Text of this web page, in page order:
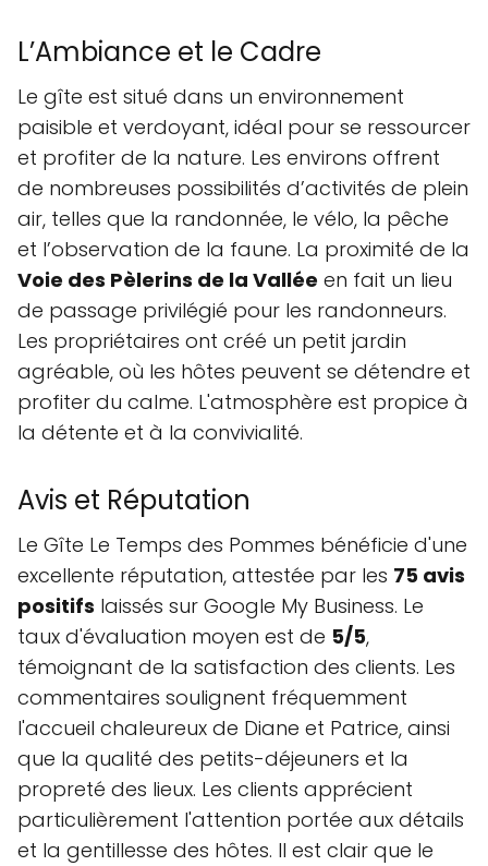
L’Ambiance et le Cadre
Le gîte est situé dans un environnement
paisible et verdoyant, idéal pour se ressourcer
et profiter de la nature. Les environs offrent
de nombreuses possibilités d’activités de plein
air, telles que la randonnée, le vélo, la pêche
et l’observation de la faune. La proximité de la
Voie des Pèlerins de la Vallée en fait un lieu
de passage privilégié pour les randonneurs.
Les propriétaires ont créé un petit jardin
agréable, où les hôtes peuvent se détendre et
profiter du calme. L'atmosphère est propice à
la détente et à la convivialité.
Avis et Réputation
Le Gîte Le Temps des Pommes bénéficie d'une
excellente réputation, attestée par les 75 avis
positifs laissés sur Google My Business. Le
taux d'évaluation moyen est de 5/5,
témoignant de la satisfaction des clients. Les
commentaires soulignent fréquemment
l'accueil chaleureux de Diane et Patrice, ainsi
que la qualité des petits-déjeuners et la
propreté des lieux. Les clients apprécient
particulièrement l'attention portée aux détails
et la gentillesse des hôtes. Il est clair que le